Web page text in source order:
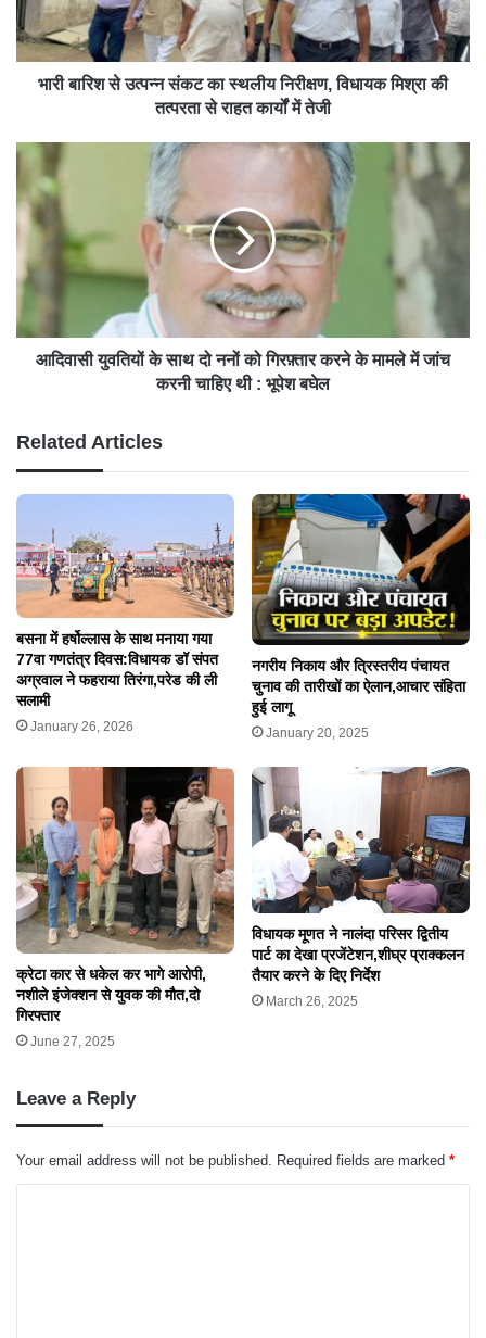
भारी बारिश से उत्पन्न संकट का स्थलीय निरीक्षण, विधायक मिश्रा की
तत्परता से राहत कार्यों में तेजी
आदिवासी युवतियों के साथ दो ननों को गिरफ़्तार करने के मामले में जांच
करनी चाहिए थी : भूपेश बघेल
Related Articles
बसना में हर्षोल्लास के साथ मनाया गया
77वा गणतंत्र दिवस:विधायक डॉ संपत
अग्रवाल ने फहराया तिरंगा,परेड की ली
सलामी
January 26, 2026
नगरीय निकाय और त्रिस्तरीय पंचायत
चुनाव की तारीखों का ऐलान,आचार संहिता
हुई लागू
January 20, 2025
क्रेटा कार से धकेल कर भागे आरोपी,
नशीले इंजेक्शन से युवक की मौत,दो
गिरफ्तार
June 27, 2025
विधायक मूणत ने नालंदा परिसर द्वितीय
पार्ट का देखा प्रजेंटेशन,शीघ्र प्राक्कलन
तैयार करने के दिए निर्देश
March 26, 2025
Leave a Reply
Your email address will not be published. Required fields are marked *